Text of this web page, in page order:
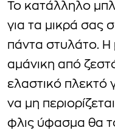
Το κατάλληλο
για τα μικρά σας
πάντα στυλάτο. Η
αμάνικη από
ελαστικό πλεκτό
να μη
φλις ύφασμα θα